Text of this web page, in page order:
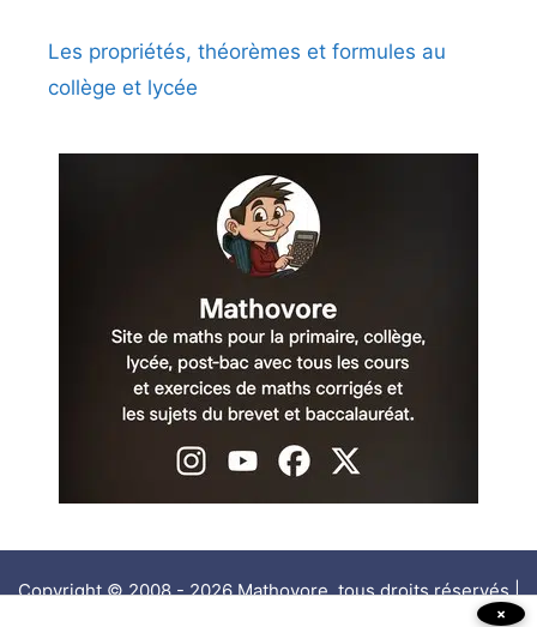
Les propriétés, théorèmes et formules au
collège et lycée
Copyright © 2008 - 2026 Mathovore, tous droits réservés |
×